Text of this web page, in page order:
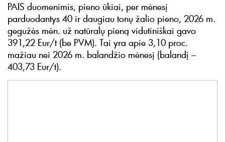
PAIS duomenimis, pieno ūkiai, per mėnesį
parduodantys 40 ir daugiau tonų žalio pieno, 2026 m.
gegužės mėn. už natūralų pieną vidutiniškai gavo
391,22 Eur/t (be PVM). Tai yra apie 3,10 proc.
mažiau nei 2026 m. balandžio mėnesį (balandį –
403,73 Eur/t).